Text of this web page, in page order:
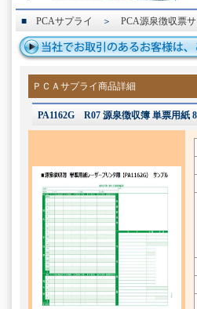
■ PCAサプライ ＞ PCA源泉徴収票
ＰＣＡサプライ商品詳細
PA1162G R07 源泉徴収簿 単票用紙